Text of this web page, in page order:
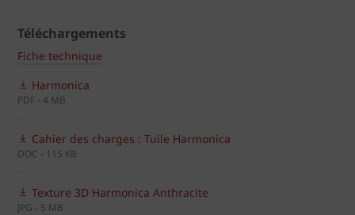
Téléchargements
Fiche technique
Harmonica
PDF - 4 MB
Cahier des charges : Tuile Harmonica
DOC - 115 KB
Texture 3D Harmonica Anthracite
JPG - 5 MB